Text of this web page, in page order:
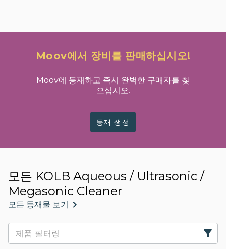
Moov에서 장비를 판매하십시오!
Moov에 등재하고 즉시 완벽한 구매자를 찾
으십시오.
등재 생성
모든 KOLB Aqueous / Ultrasonic /
Megasonic Cleaner
모든 등재물 보기